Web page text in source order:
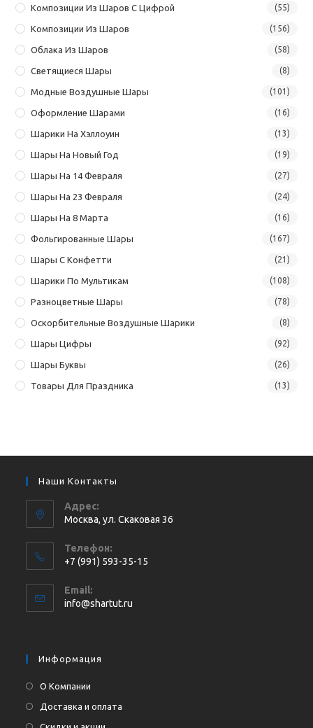
Композиции Из Шаров С Цифрой (55)
Композиции Из Шаров (156)
Облака Из Шаров (58)
Светящиеся Шары (8)
Модные Воздушные Шары (101)
Оформление Шарами (16)
Шарики На Хэллоуин (13)
Шары На Новый Год (19)
Шары На 14 Февраля (27)
Шары На 23 Февраля (24)
Шары На 8 Марта (16)
Фольгированные Шары (167)
Шары С Конфетти (21)
Шарики По Мультикам (108)
Разноцветные Шары (78)
Оскорбительные Воздушные Шарики (8)
Шары Цифры (92)
Шары Буквы (26)
Товары Для Праздника (13)
Наши Контакты
Адрес:
Москва, ул. Cкаковая 36
Телефон:
+7 (991) 593-35-15
в
вашем
Email:
info@shartut.ru
Информация
О Компании
Доставка и оплата